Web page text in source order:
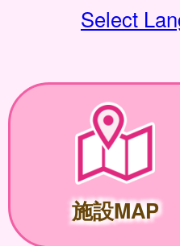
Select
施設MAP